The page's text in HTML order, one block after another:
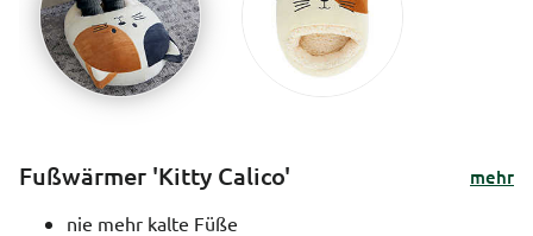
Fußwärmer 'Kitty Calico'
mehr
nie mehr kalte Füße